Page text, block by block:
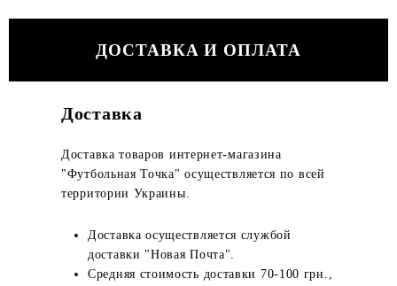
ДОСТАВКА И ОПЛАТА
Доставка
Доставка товаров интернет-магазина
"Футбольная Точка" осуществляется по всей
территории Украины.
Доставка осуществляется службой
доставки "Новая Почта".
Средняя стоимость доставки 70-100 грн.,